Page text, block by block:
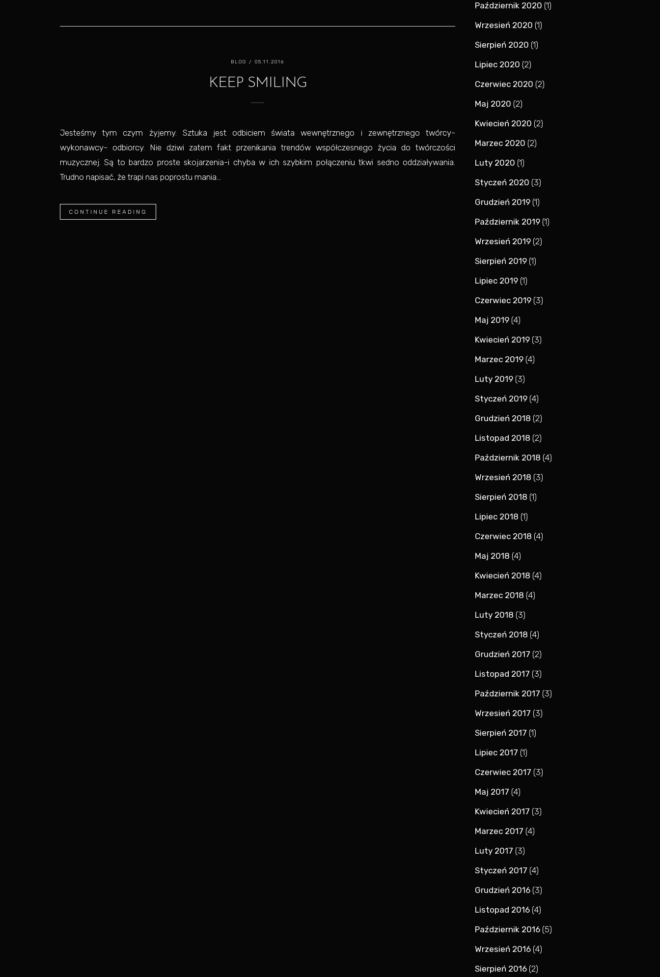
BLOG / 05.11.2016
KEEP SMILING
Jesteśmy tym czym żyjemy. Sztuka jest odbiciem świata wewnętrznego i zewnętrznego twórcy-
wykonawcy- odbiorcy. Nie dziwi zatem fakt przenikania trendów współczesnego życia do twórczości
muzycznej. Są to bardzo proste skojarzenia-i chyba w ich szybkim połączeniu tkwi sedno oddziaływania.
Trudno napisać, że trapi nas poprostu mania...
CONTINUE READING
Październik 2020 (1)
Wrzesień 2020 (1)
Sierpień 2020 (1)
Lipiec 2020 (2)
Czerwiec 2020 (2)
Maj 2020 (2)
Kwiecień 2020 (2)
Marzec 2020 (2)
Luty 2020 (1)
Styczeń 2020 (3)
Grudzień 2019 (1)
Październik 2019 (1)
Wrzesień 2019 (2)
Sierpień 2019 (1)
Lipiec 2019 (1)
Czerwiec 2019 (3)
Maj 2019 (4)
Kwiecień 2019 (3)
Marzec 2019 (4)
Luty 2019 (3)
Styczeń 2019 (4)
Grudzień 2018 (2)
Listopad 2018 (2)
Październik 2018 (4)
Wrzesień 2018 (3)
Sierpień 2018 (1)
Lipiec 2018 (1)
Czerwiec 2018 (4)
Maj 2018 (4)
Kwiecień 2018 (4)
Marzec 2018 (4)
Luty 2018 (3)
Styczeń 2018 (4)
Grudzień 2017 (2)
Listopad 2017 (3)
Październik 2017 (3)
Wrzesień 2017 (3)
Sierpień 2017 (1)
Lipiec 2017 (1)
Czerwiec 2017 (3)
Maj 2017 (4)
Kwiecień 2017 (3)
Marzec 2017 (4)
Luty 2017 (3)
Styczeń 2017 (4)
Grudzień 2016 (3)
Listopad 2016 (4)
Październik 2016 (5)
Wrzesień 2016 (4)
Sierpień 2016 (2)